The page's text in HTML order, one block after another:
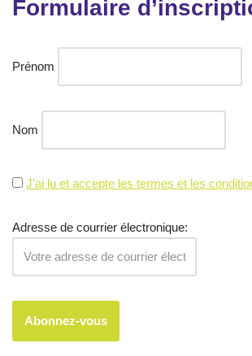
Formulaire
Prénom
Nom
J'ai lu et accepte les termes et les
Adresse de courrier électronique: